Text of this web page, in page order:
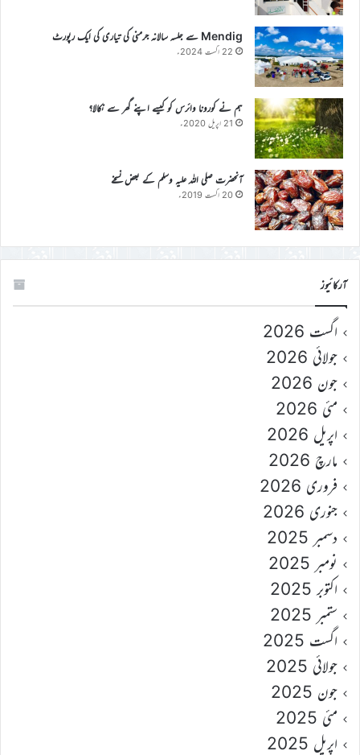
Mendig سے جلسہ سالانہ جرمنی کی تیاری کی ایک رپورٹ
22 اگست 2024ء
ہم نے کورونا وائرس کو کیسے اپنے گھر سے نکالا؟
21 اپریل 2020ء
آنحضرت صلی اللہ علیہ وسلم کے بعض نسخے
20 اگست 2019ء
آرکائیوز
اگست 2026
جولائی 2026
جون 2026
مئی 2026
اپریل 2026
مارچ 2026
فروری 2026
جنوری 2026
دسمبر 2025
نومبر 2025
اکتوبر 2025
ستمبر 2025
اگست 2025
جولائی 2025
جون 2025
مئی 2025
اپریل 2025